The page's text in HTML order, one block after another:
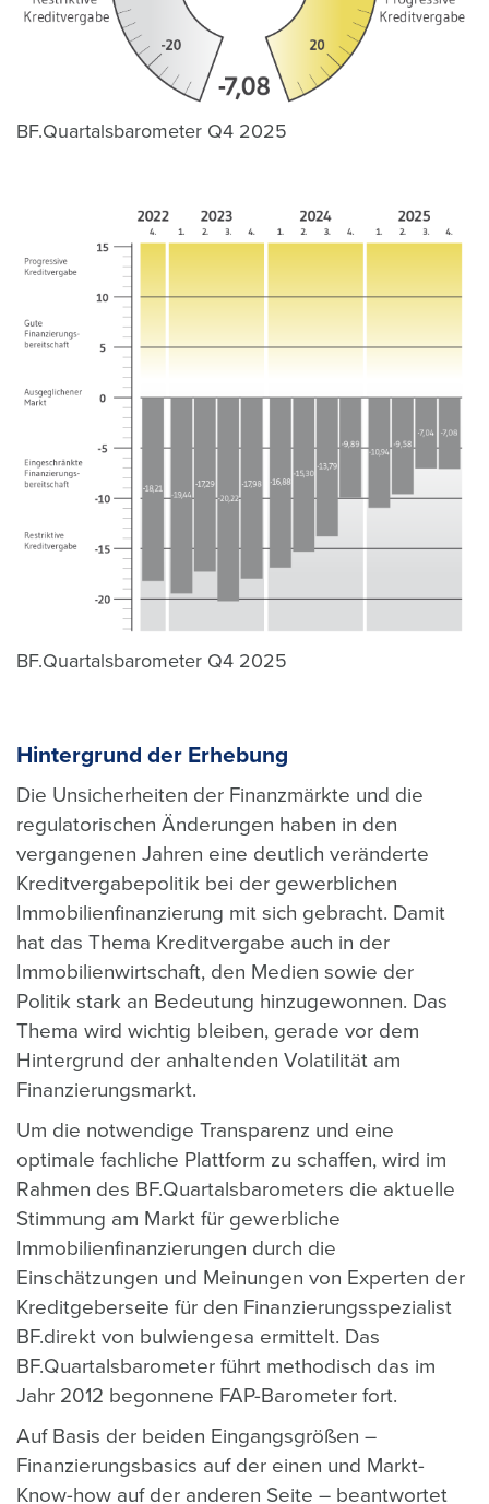
BF.Quartalsbarometer Q4 2025
BF.Quartalsbarometer Q4 2025
Hintergrund der Erhebung
Die Unsicherheiten der Finanzmärkte und die
regulatorischen Änderungen haben in den
vergangenen Jahren eine deutlich veränderte
Kreditvergabepolitik bei der gewerblichen
Immobilienfinanzierung mit sich gebracht. Damit
hat das Thema Kreditvergabe auch in der
Immobilienwirtschaft, den Medien sowie der
Politik stark an Bedeutung hinzugewonnen. Das
Thema wird wichtig bleiben, gerade vor dem
Hintergrund der anhaltenden Volatilität am
Finanzierungsmarkt.
Um die notwendige Transparenz und eine
optimale fachliche Plattform zu schaffen, wird im
Rahmen des BF.Quartalsbarometers die aktuelle
Stimmung am Markt für gewerbliche
Immobilienfinanzierungen durch die
Einschätzungen und Meinungen von Experten der
Kreditgeberseite für den Finanzierungsspezialist
BF.direkt von bulwiengesa ermittelt. Das
BF.Quartalsbarometer führt methodisch das im
Jahr 2012 begonnene FAP-Barometer fort.
Auf Basis der beiden Eingangsgrößen –
Finanzierungsbasics auf der einen und Markt-
Know-how auf der anderen Seite – beantwortet